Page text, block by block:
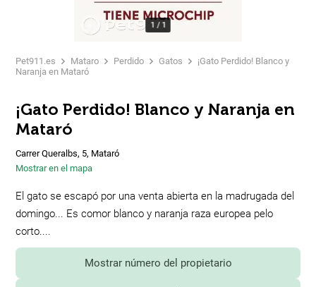
1 / 1
Pet911.es Mataro Perdido Gatos
¡Gato Perdido! Blanco y
Naranja en Mataró
¡Gato Perdido! Blanco y Naranja en
Mataró
Carrer Queralbs, 5, Mataró
Mostrar en el mapa
El gato se escapó por una venta abierta en la madrugada del
domingo... Es comor blanco y naranja raza europea pelo
corto....
Mostrar número del propietario